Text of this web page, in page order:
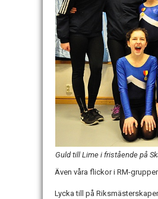
Guld till Lime i fristående på
Även våra flickor i RM-
Lycka till på